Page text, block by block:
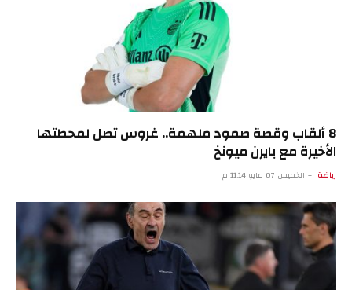
8 ألقاب وقصة صمود ملهمة.. غروس تصل لمحطتها
الأخيرة مع بايرن ميونخ
رياضة الخميس 07 مايو 11:14 م